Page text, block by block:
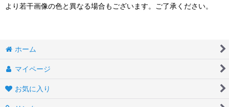
より若干画像の色と異なる場合もございます。ご了承ください。
ホーム
マイページ
お気に入り